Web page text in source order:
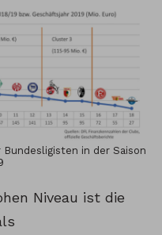
in der Saison
Niveau ist die